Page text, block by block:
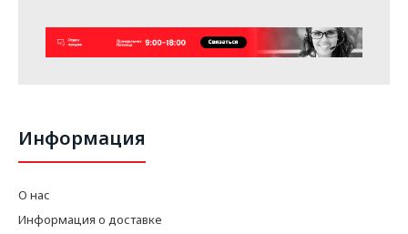
Информация
О нас
Информация о доставке